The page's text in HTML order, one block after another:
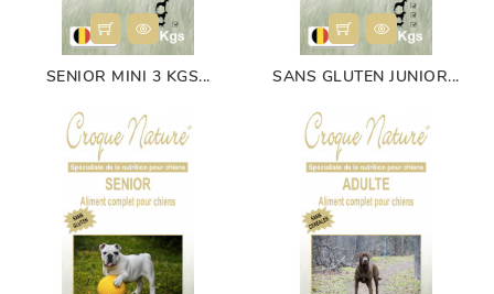
SENIOR MINI 3 KGS... SANS GLUTEN JUNIOR...